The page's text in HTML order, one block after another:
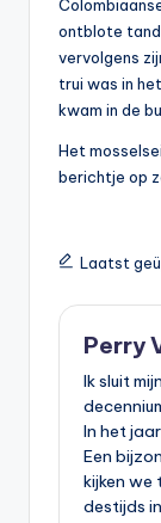
ontblote
vervolgens
trui was in
kwam in de
Het
berichtje op
Laatst
Perry
Ik sluit
In het
Een
kijken we
destijds